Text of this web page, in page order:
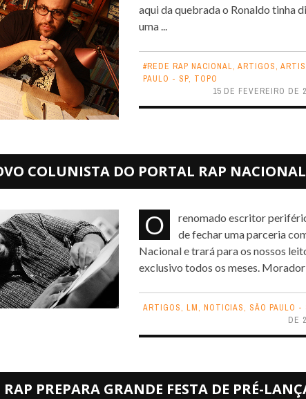
aqui da quebrada o Ronaldo tinha
uma ...
#REDE RAP NACIONAL, ARTIGOS,
PAULO - SP, TOPO
15 DE FEVEREIRO DE
COLUNISTA DO PORTAL RAP NACIONAL
O renomado escritor periférico Ferréz acaba
de fechar uma parceria
Nacional e trará para os nossos
exclusivo todos os meses. Morador
ARTIGOS, LM, NOTICIAS, SÃO PAULO -
DE
PREPARA GRANDE FESTA DE PRÉ-